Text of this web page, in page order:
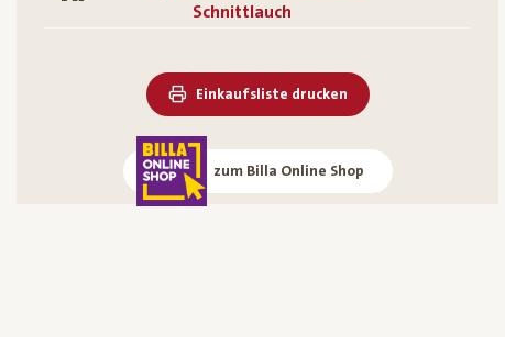
Schnittlauch
Einkaufsliste drucken
zum Billa Online Shop